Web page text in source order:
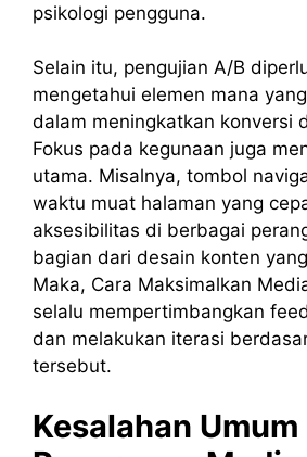
psikologi pengguna.
Selain itu, pengujian A/B
mengetahui elemen mana
dalam meningkatkan konversi
Fokus pada kegunaan juga
utama. Misalnya, tombol
waktu muat halaman yang
aksesibilitas di berbagai
bagian dari desain konten
Maka, Cara Maksimalkan
selalu mempertimbangkan
dan melakukan iterasi
tersebut.
Kesalahan